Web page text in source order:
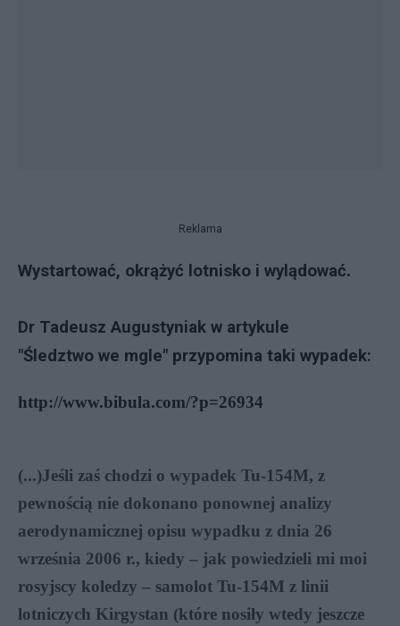
Reklama
Wystartować, okrążyć lotnisko i wylądować.
Dr Tadeusz Augustyniak w artykule
"Ś ledztwo we mgle" przypomina taki wypadek:
http://www.bibula.com/?p=26934
(...)Jeśli zaś chodzi o wypadek Tu-154M, z
pewnością nie dokonano ponownej analizy
aerodynamicznej opisu wypadku z dnia 26
września 2006 r., kiedy – jak powiedzieli mi moi
rosyjscy koledzy – samolot Tu-154M z linii
lotniczych Kirgystan (które nosiły wtedy jeszcze